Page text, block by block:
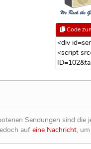
Code
Sendungen sind
auf eine Nachricht,